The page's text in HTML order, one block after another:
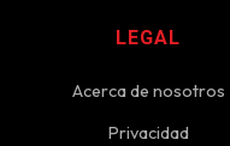
LEGAL
Acerca de nosotros
Privacidad